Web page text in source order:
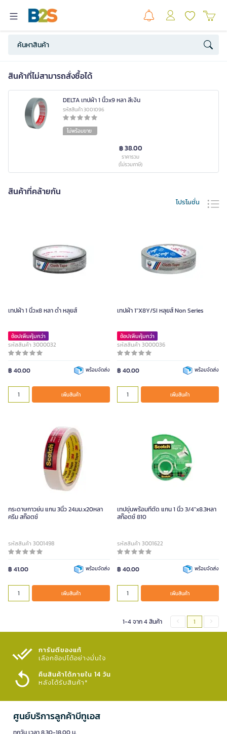
สินค้าที่ไม่สามารถสั่งซื้อได้
DELTA เทปผ้า 1 นิ้วx9 หลา สีเงิน
รหัสสินค้า 3001096
ไม่พร้อมขาย
฿ 38.00
ราคารวม
(ไม่รวมภาษี)
สินค้าที่คล้ายกัน
โปรโมชั่น
เทปผ้า 1 นิ้วx8 หลา ดำ หลุยส์
ช้อปเพิ่มคุ้มกว่า
รหัสสินค้า 3000032
฿ 40.00 พร้อมจัดส่ง
เพิ่มสินค้า
เทปผ้า 1"X8Y/SI หลุยส์ Non Series
ช้อปเพิ่มคุ้มกว่า
รหัสสินค้า 3000036
฿ 40.00 พร้อมจัดส่ง
เพิ่มสินค้า
กระดาษกาวย่น แกน 3นิ้ว 24มม.x20หลา
ครีม สก๊อตช์
รหัสสินค้า 3001498
฿ 41.00 พร้อมจัดส่ง
เพิ่มสินค้า
เทปขุ่นพร้อมที่ตัด แกน 1 นิ้ว 3/4"x8.3หลา
สก๊อตช์ 810
รหัสสินค้า 3001622
฿ 40.00 พร้อมจัดส่ง
เพิ่มสินค้า
1-4 จาก 4 สินค้า 1
การันตีของแท้
เลือกช้อปได้อย่างมั่นใจ​
คืนสินค้าได้ภายใน 14 วัน
หลังได้รับสินค้า*
ศูนย์บริการลูกค้าบีทูเอส